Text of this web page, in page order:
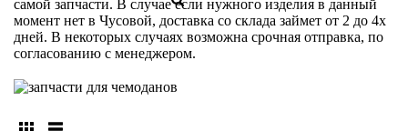
самой запчасти. В случае если нужного изделия в данный
момент нет в Чусовой, доставка со склада займет от 2 до 4х
дней. В некоторых случаях возможна срочная отправка, по
согласованию с менеджером.